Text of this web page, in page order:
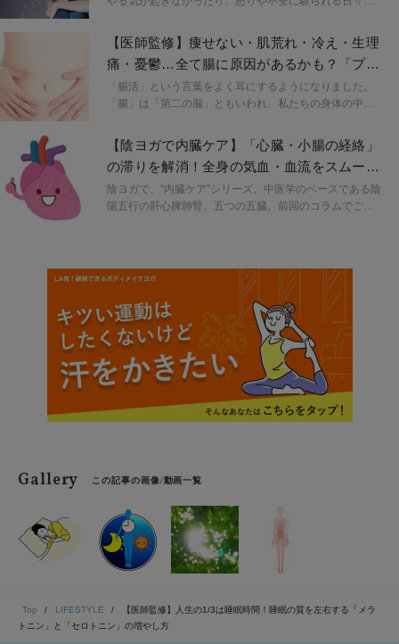
レスが慢性化し、脳内の神経伝達物質であるセロトニン
が不足してしまったせいかもしれません。今回は、別名
「幸せホルモン」と呼ばれるセロトニンを高める方法に
ついて紹介します。
【医師監修】痩せない・肌荒れ・冷え・生理
痛・憂鬱…全て腸に原因があるかも？「プチ
不調が整う腸活」
「腸活」という言葉をよく耳にするようになりました。
「腸」は「第二の脳」ともいわれ、私たちの身体の中で
わかるけど、うまく理解できていないかも…」そんな方
のために、マクロビオティック歴15年で腸セラピストの
≪素果子|sugashi≫ 店主、半田葉子さんが「腸のいろ
は」を分かりやすく解説。
【陰ヨガで内臓ケア】「心臓・小腸の経絡」
の滞りを解消！全身の気血・血流をスムーズ
にする陰ヨガ
陰ヨガで、”内臓ケア”シリーズ。中医学のベースである陰
陽五行の肝心脾肺腎、五つの五臓。前回のコラムでご紹
心身を内側から滋養するヨガの時間を過ごしましょう。
Gallery この記事の画像/動画一覧
Top LIFESTYLE
【医師監修】人生の1/3は睡眠時間！睡眠の質を左右する「メラ
トニン」と「セロトニン」の増やし方